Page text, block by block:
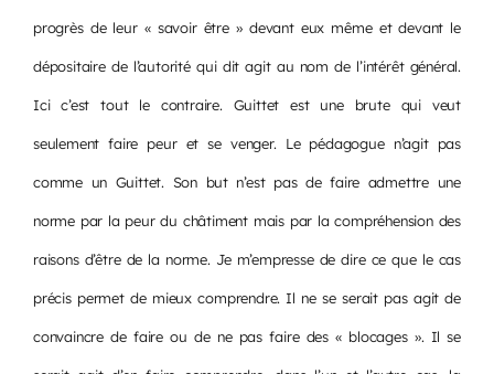
progrès de leur « savoir être » devant eux même et devant le
dépositaire de l’autorité qui dit agit au nom de l’intérêt général.
Ici c’est tout le contraire. Guittet est une brute qui veut
seulement faire peur et se venger. Le pédagogue n’agit pas
comme un Guittet. Son but n’est pas de faire admettre une
norme par la peur du châtiment mais par la compréhension des
raisons d’être de la norme. Je m’empresse de dire ce que le cas
précis permet de mieux comprendre. Il ne se serait pas agit de
convaincre de faire ou de ne pas faire des « blocages ». Il se